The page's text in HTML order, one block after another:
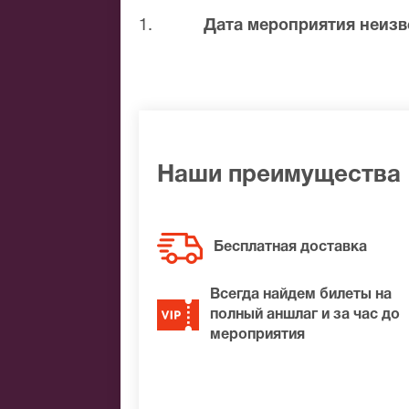
Сюрреализм этой постановки
1. Дата мероприятия
Наши преимущества
Бесплатная доставка
Всегда найдем билеты на
полный аншлаг и за час до
мероприятия